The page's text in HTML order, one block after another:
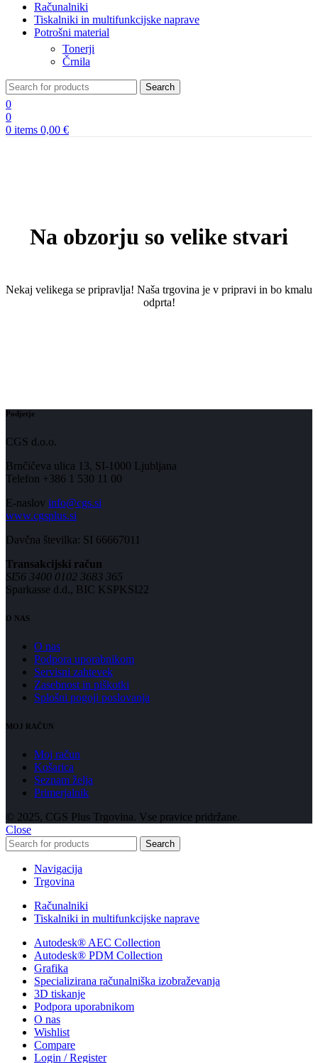
Računalniki
Tiskalniki in multifunkcijske naprave
Potrošni material
Tonerji
Črnila
Search
0
0
0 items 0,00 €
Na obzorju so velike stvari
Nekaj ​​velikega se pripravlja! Naša trgovina je v pripravi in ​​bo kmalu
odprta!
Podjetje
CGS d.o.o.
Brnčičeva ulica 13, SI-1000 Ljubljana
Telefon +386 1 530 11 00
E-naslov info@cgs.si
www.cgsplus.si
Davčna številka: SI 66667011
Transakcijski račun
SI56 3400 0102 3683 365
Sparkasse d.d., BIC KSPKSI22
O NAS
O nas
Podpora uporabnikom
Servisni zahtevek
Zasebnost in piškotki
Splošni pogoji poslovanja
MOJ RAČUN
Moj račun
Košarica
Seznam želja
Primerjalnik
© 2025, CGS Plus Trgovina. Vse pravice pridržane.
Close
Search
Navigacija
Trgovina
Računalniki
Tiskalniki in multifunkcijske naprave
Autodesk® AEC Collection
Autodesk® PDM Collection
Grafika
Specializirana računalniška izobraževanja
3D tiskanje
Podpora uporabnikom
O nas
Wishlist
Compare
Login / Register